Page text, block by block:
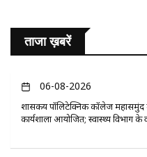
ताजा ख़बरें
06-08-2026
​शासकीय पॉलिटेक्निक कॉलेज महासमुंद
कार्यशाला आयोजित; स्वास्थ्य विभाग के